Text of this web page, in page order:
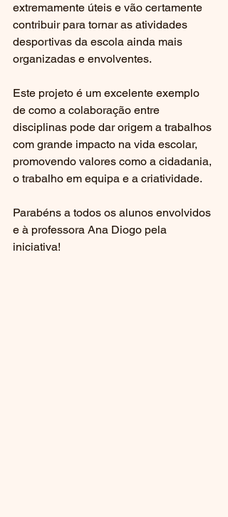
extremamente úteis e vão certamente
contribuir para tornar as atividades
desportivas da escola ainda mais
organizadas e envolventes.
Este projeto é um excelente exemplo
de como a colaboração entre
disciplinas pode dar origem a trabalhos
com grande impacto na vida escolar,
promovendo valores como a cidadania,
o trabalho em equipa e a criatividade.
Parabéns a todos os alunos envolvidos
e à professora Ana Diogo pela
iniciativa!